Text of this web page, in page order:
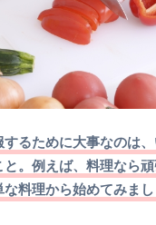
るために大事なのは
。 例えば、料理なら
料理から始めてみまし